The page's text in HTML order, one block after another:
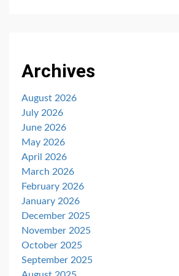
Archives
August 2026
July 2026
June 2026
May 2026
April 2026
March 2026
February 2026
January 2026
December 2025
November 2025
October 2025
September 2025